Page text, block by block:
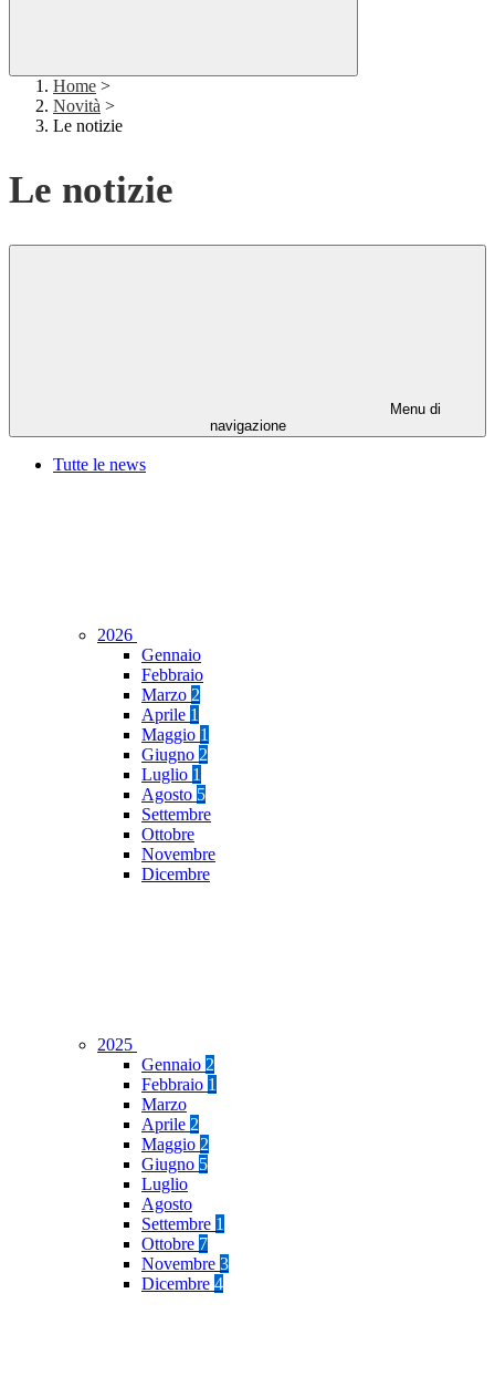
Home >
Novità >
Le notizie
Le notizie
Menu di
navigazione
Tutte le news
2026
Gennaio
Febbraio
Marzo 2
Aprile 1
Maggio 1
Giugno 2
Luglio 1
Agosto 5
Settembre
Ottobre
Novembre
Dicembre
2025
Gennaio 2
Febbraio 1
Marzo
Aprile 2
Maggio 2
Giugno 5
Luglio
Agosto
Settembre 1
Ottobre 7
Novembre 3
Dicembre 4